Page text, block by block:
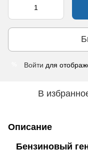
Войти для
В
Описание
Бензиновый